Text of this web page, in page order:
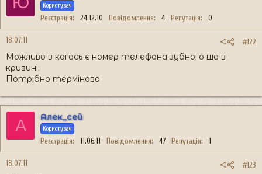
Користувач
Реєстрація 24.12.10 Повідомлення 4 Репутація 0
18.07.11 #122
Можливо в когось є номер телефона зубного що в
кривині.
Потрібно терміново
А Алек_сей
Користувач
Реєстрація 11.06.11 Повідомлення 47 Репутація 1
18.07.11 #123